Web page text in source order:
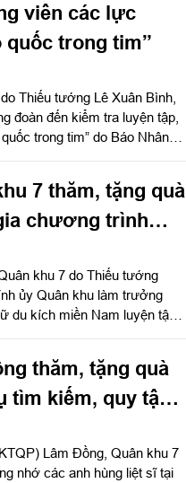
viên các lực
trong tim”
Thiếu tướng Lê Xuân Bình,
đoàn đến kiểm tra luyện tập,
trong tim” do Báo Nhân
7 thăm, tặng quà
chương trình
khu 7 do Thiếu tướng
ủy Quân khu làm trưởng
du kích miền Nam luyện tập
thăm, tặng quà
tìm kiếm, quy tập
Lâm Đồng, Quân khu 7
nhớ các anh hùng liệt sĩ tại